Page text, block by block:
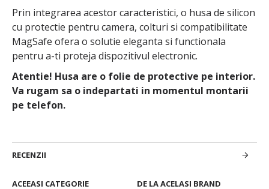
ACEEASI CATEGORIE DE LA ACELASI BRAND
Prin integrarea acestor caracteristici, o husa de silicon
cu protectie pentru camera, colturi si compatibilitate
MagSafe ofera o solutie eleganta si functionala
pentru a-ti proteja dispozitivul electronic.
Atentie! Husa are o folie de protective pe interior.
Va rugam sa o indepartati in momentul montarii
pe telefon.
RECENZII